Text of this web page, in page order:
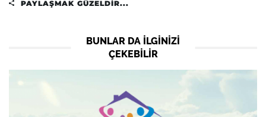
PAYLAŞMAK GÜZELDIR...
BUNLAR DA ILGINIZI
ÇEKEBILIR